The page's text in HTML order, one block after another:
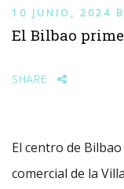
10 JUNIO, 2024
El Bilbao
SHARE
El centro de
comercial de la